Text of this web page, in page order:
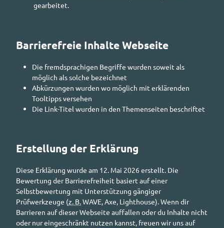
gearbeitet.
Barrierefreie Inhalte Webseite
Die fremdsprachigen Begriffe wurden soweit als
möglich als solche bezeichnet
Abkürzungen wurden wo möglich mit erklärenden
Tooltippsversehen
Die Link-Titel wurden in den Themenseiten beschriftet
Erstellung der Erklärung
Diese Erklärung wurde am 12. Mai 2026 erstellt. Die
Bewertung der Barrierefreiheit basiert auf einer
Selbstbewertung mit Unterstützung gängiger
Prüfwerkzeuge (z. B. WAVE Axe Lighthouse). Wenn dir
Barrieren auf dieser Webseite auffallen oder du Inhalte nicht
oder nur eingeschränkt nutzen kannst, freuen wir uns auf